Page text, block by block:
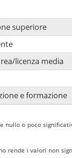
superiore
licenza media
e formazione
nullo o poco
rende i valori non